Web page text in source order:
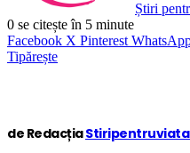
Știri
0 se citește în 5 minute
Facebook X Pinterest
Tipărește
de Redacția